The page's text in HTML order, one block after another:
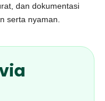
dan dokumentasi
serta nyaman.